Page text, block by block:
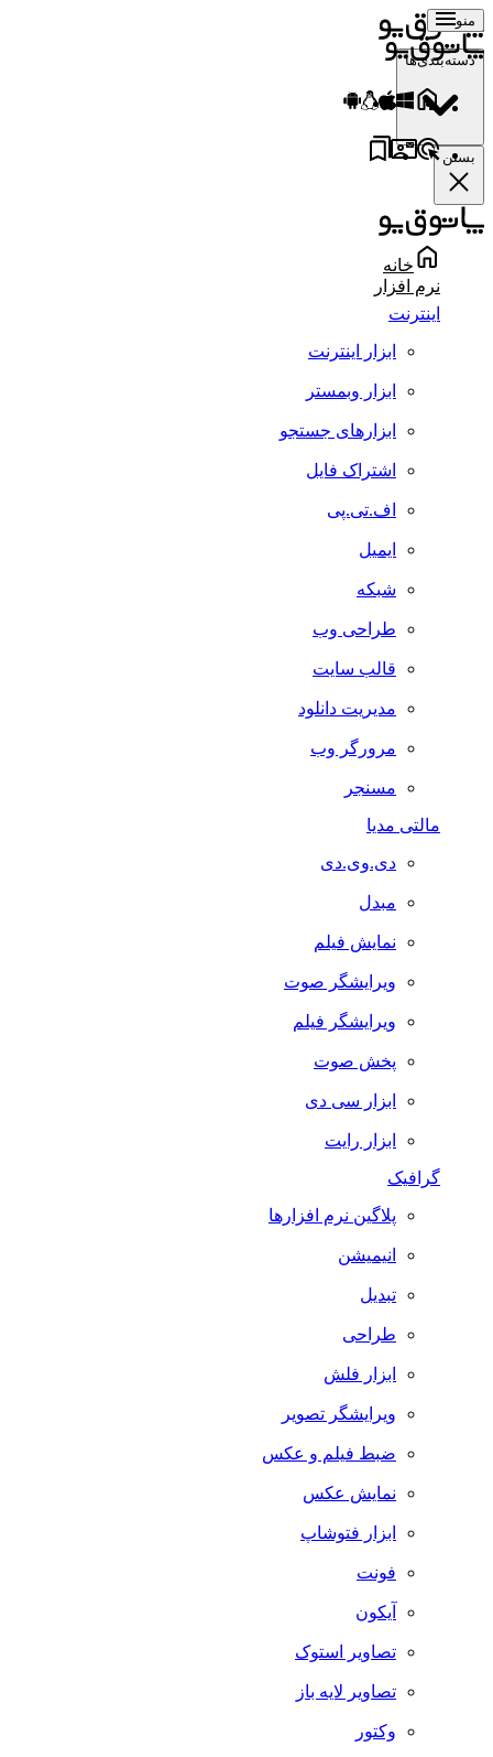
منو
دسته‌بندی‌ها
بستن
خانه
نرم افزار
اینترنت
ابزار اینترنت
ابزار وبمستر
ابزارهای جستجو
اشتراک فایل
اف.تی.پی
ایمیل
شبکه
طراحی وب
قالب سایت
مدیریت دانلود
مرورگر وب
مسنجر
مالتی مدیا
دی.وی.دی
مبدل
نمایش فیلم
ویرایشگر صوت
ویرایشگر فیلم
پخش صوت
ابزار سی دی
ابزار رایت
گرافیک
پلاگین نرم افزارها
انیمیشن
تبدیل
طراحی
ابزار فلش
ویرایشگر تصویر
ضبط فيلم و عكس
نمایش عکس
ابزار فتوشاپ
فونت
آیکون
تصاویر استوک
تصاویر لایه باز
وکتور